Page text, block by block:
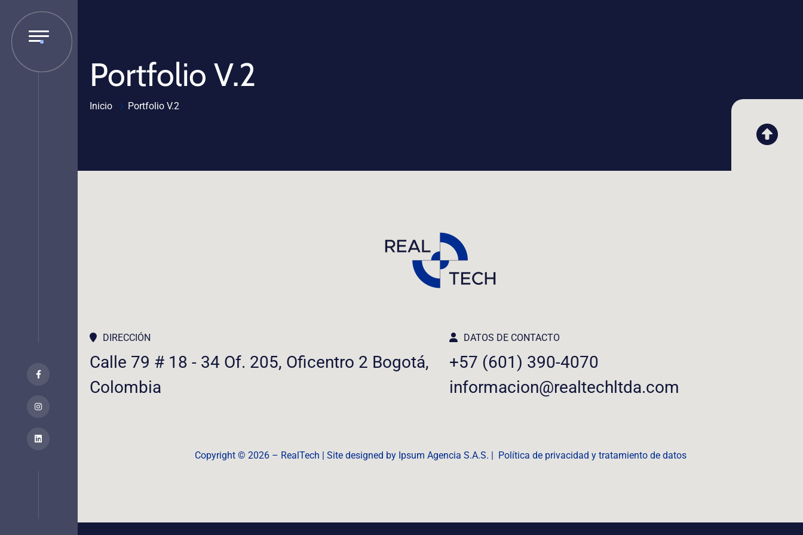
Portfolio V.2
Inicio Portfolio V.2
DIRECCIÓN
Calle 79 # 18 - 34 Of. 205, Oficentro 2 Bogotá,
Colombia
DATOS DE CONTACTO
+57 (601) 390-4070
informacion@realtechltda.com
Copyright ©️ 2026 – RealTech | Site designed by Ipsum Agencia S.A.S. | Política de privacidad y tratamiento de datos